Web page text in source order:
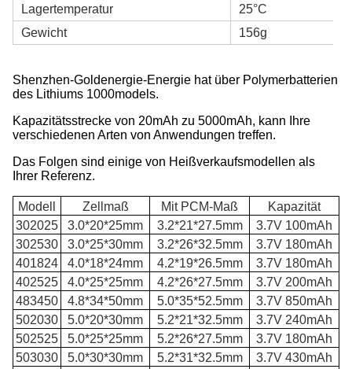
Lagertemperatur
25°C
Gewicht
156g
Shenzhen-Goldenergie-Energie hat über Polymerbatterien
des Lithiums 1000models.
Kapazitätsstrecke von 20mAh zu 5000mAh, kann Ihre
verschiedenen Arten von Anwendungen treffen.
Das Folgen sind einige von Heißverkaufsmodellen als
Ihrer Referenz.
Modell Zellmaß Mit PCM-Maß
Kapazität
302025
3.0*20*25mm 3.2*21*27.5mm
3.7V 100mAh
302530
3.0*25*30mm 3.2*26*32.5mm
3.7V 180mAh
401824
4.0*18*24mm 4.2*19*26.5mm
3.7V 180mAh
402525
4.0*25*25mm 4.2*26*27.5mm
3.7V 200mAh
483450
4.8*34*50mm 5.0*35*52.5mm
3.7V 850mAh
502030
5.0*20*30mm 5.2*21*32.5mm
3.7V 240mAh
502525
5.0*25*25mm 5.2*26*27.5mm
3.7V 180mAh
503030
5.0*30*30mm 5.2*31*32.5mm
3.7V 430mAh